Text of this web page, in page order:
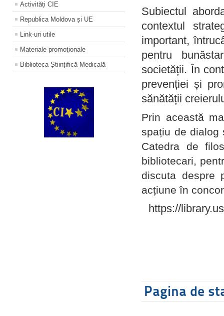
Activități CIE
Republica Moldova și UE
Link-uri utile
Materiale promoţionale
Biblioteca Științifică Medicală
Subiectul
contextul
important,
pentru
societății. În
prevenției și
sănătății
Prin această
spațiu de dialog
Catedra de
bibliotecari,
discuta despre
acțiune în
https://
Pagina de